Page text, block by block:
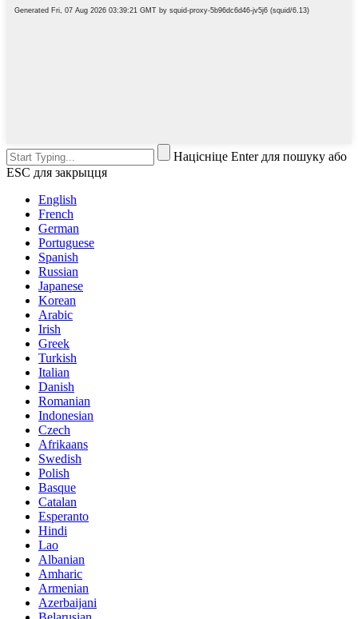
Націсніце Enter для пошуку або
ESC для закрыцця
English
French
German
Portuguese
Spanish
Russian
Japanese
Korean
Arabic
Irish
Greek
Turkish
Italian
Danish
Romanian
Indonesian
Czech
Afrikaans
Swedish
Polish
Basque
Catalan
Esperanto
Hindi
Lao
Albanian
Amharic
Armenian
Azerbaijani